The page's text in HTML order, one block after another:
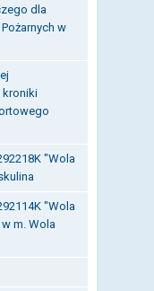
dla
w
kroniki
"Wola
"Wola
m. Wola